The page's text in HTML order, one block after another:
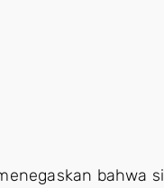
bahwa